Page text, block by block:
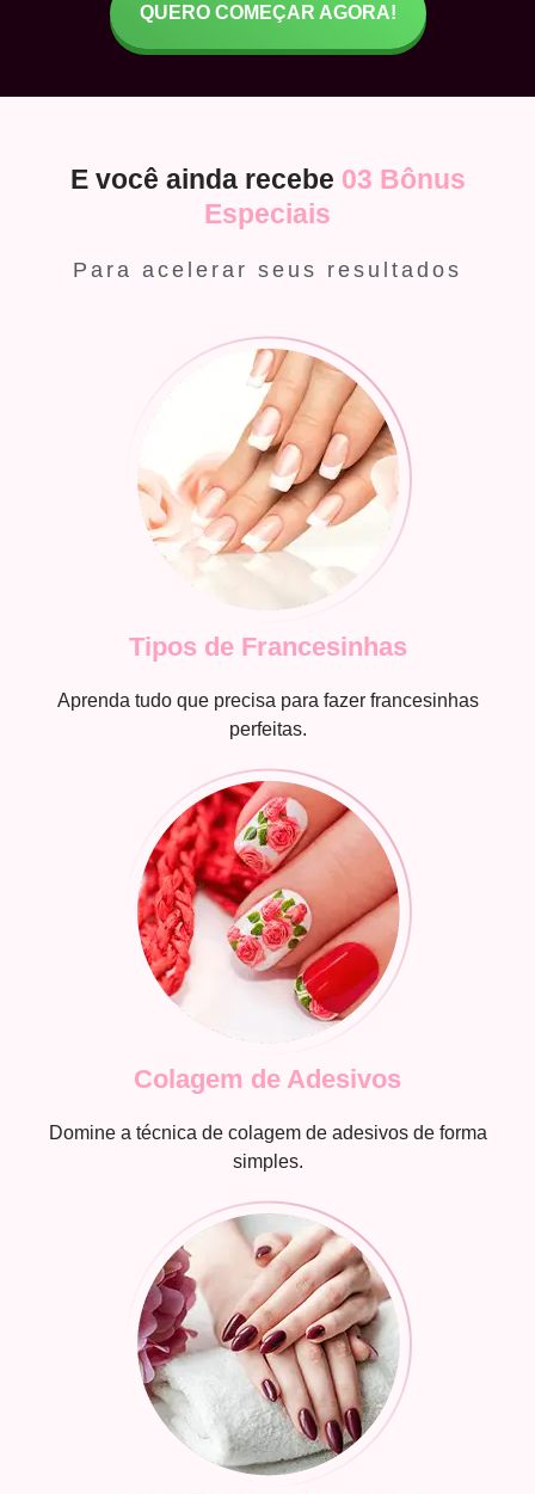
QUERO COMEÇAR AGORA!
E você ainda recebe 03 Bônus
Especiais
Para acelerar seus resultados
Tipos de Francesinhas
Aprenda tudo que precisa para fazer francesinhas
perfeitas.
Colagem de Adesivos
Domine a técnica de colagem de adesivos de forma
simples.